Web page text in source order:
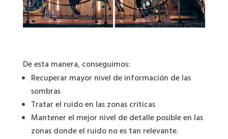
De esta manera, conseguimos:
Recuperar mayor nivel de información de las
sombras
Tratar el ruido en las zonas críticas
Mantener el mejor nivel de detalle posible en las
zonas donde el ruido no es tan relevante.